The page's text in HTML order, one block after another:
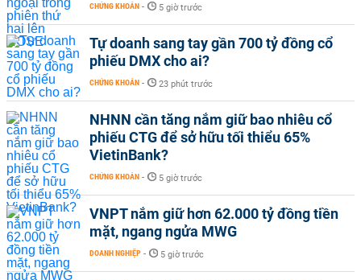
CHỨNG KHOÁN - 5 giờ trước
Tự doanh sang tay gần 700 tỷ đồng cổ
phiếu DMX cho ai?
CHỨNG KHOÁN - 23 phút trước
NHNN cần tăng nắm giữ bao nhiêu cổ
phiếu CTG để sở hữu tối thiểu 65%
VietinBank?
CHỨNG KHOÁN - 5 giờ trước
VNPT nắm giữ hơn 62.000 tỷ đồng tiền
mặt, ngang ngửa MWG
DOANH NGHIỆP - 5 giờ trước